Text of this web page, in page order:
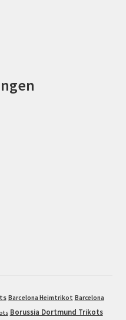
Barcelona Heimtrikot Barcelona
Borussia Dortmund Trikots